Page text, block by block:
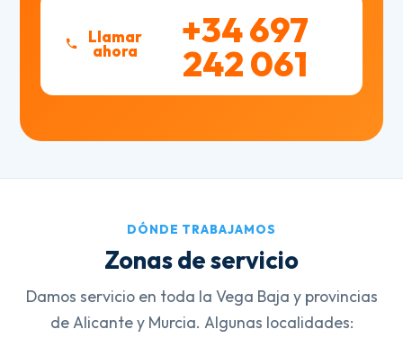
Llamar
ahora +34 697
242 061
DÓNDE TRABAJAMOS
Zonas de servicio
Damos servicio en toda la Vega Baja y provincias
de Alicante y Murcia. Algunas localidades: